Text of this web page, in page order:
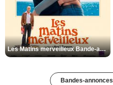
Les Matins merveilleux Bande-annonce VF
Bandes-